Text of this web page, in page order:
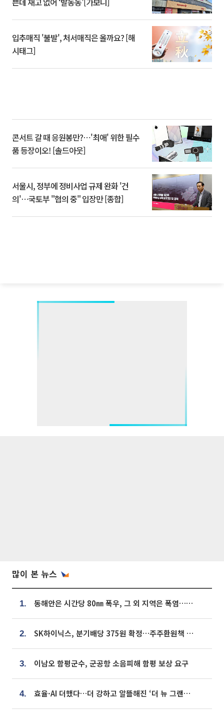
입추매직 '불발', 처서매직은 올까요? [해
시태그]
콘서트 갈 때 응원봉만?⋯'최애' 위한 필수
품 등장이오! [솔드아웃]
서울시, 정부에 정비사업 규제 완화 '건
의'⋯국토부 "협의 중" 입장만 [종합]
많이 본 뉴스
1. 동해안은 시간당 80㎜ 폭우, 그 외 지역은 폭염…‘극과 극 날씨’
2. SK하이닉스, 분기배당 375원 확정…주주환원책 9월로 앞당겨 발표
3. 이남오 함평군수, 군공항 소음피해 함평 보상 요구
4. 효율·AI 더했다…더 강하고 알뜰해진 ‘더 뉴 그랜저 하이브리드’ [ET의 모빌리티]